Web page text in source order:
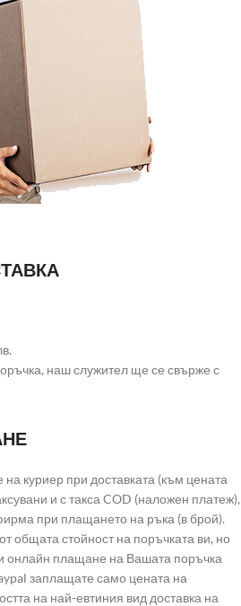
наш служител ще се свърже с
куриер при доставката (към цената
и с такса COD (наложен платеж),
при плащането на ръка (в брой).
общата стойност на поръчката ви, но
онлайн плащане на Вашата поръчка
заплащате само цената на
на най-евтиния вид доставка на